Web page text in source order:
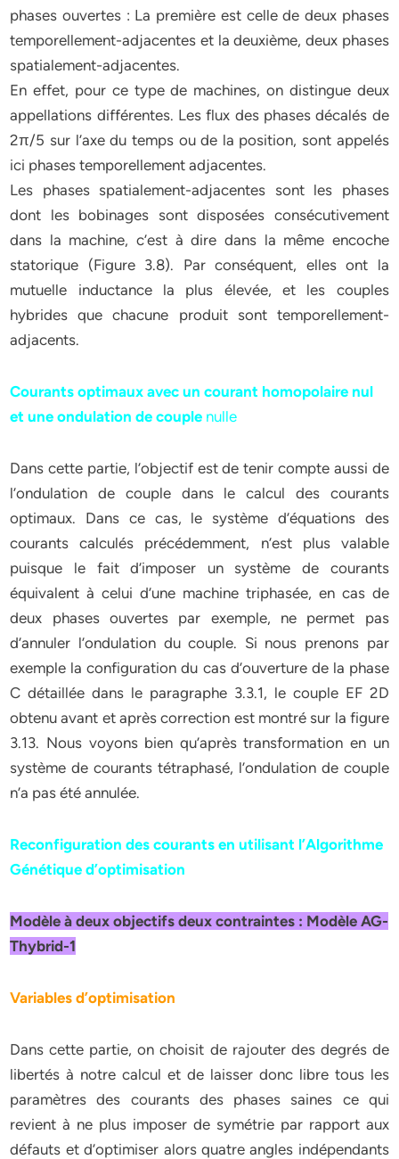
phases ouvertes : La première est celle de deux phases
temporellement-adjacentes et la deuxième, deux phases
spatialement-adjacentes.
En effet, pour ce type de machines, on distingue deux
appellations différentes. Les flux des phases décalés de
2π/5 sur l’axe du temps ou de la position, sont appelés
ici phases temporellement adjacentes.
Les phases spatialement-adjacentes sont les phases
dont les bobinages sont disposées consécutivement
dans la machine, c’est à dire dans la même encoche
statorique (Figure 3.8). Par conséquent, elles ont la
mutuelle inductance la plus élevée, et les couples
hybrides que chacune produit sont temporellement-
adjacents.
Courants optimaux avec un courant homopolaire nul
et une ondulation de couple nulle
Dans cette partie, l’objectif est de tenir compte aussi de
l’ondulation de couple dans le calcul des courants
optimaux. Dans ce cas, le système d’équations des
courants calculés précédemment, n’est plus valable
puisque le fait d’imposer un système de courants
équivalent à celui d’une machine triphasée, en cas de
deux phases ouvertes par exemple, ne permet pas
d’annuler l’ondulation du couple. Si nous prenons par
exemple la configuration du cas d’ouverture de la phase
C détaillée dans le paragraphe 3.3.1, le couple EF 2D
obtenu avant et après correction est montré sur la figure
3.13. Nous voyons bien qu’après transformation en un
système de courants tétraphasé, l’ondulation de couple
n’a pas été annulée.
Reconfiguration des courants en utilisant l’Algorithme
Génétique d’optimisation
Modèle à deux objectifs deux contraintes : Modèle AG-
Thybrid-1
Variables d’optimisation
Dans cette partie, on choisit de rajouter des degrés de
libertés à notre calcul et de laisser donc libre tous les
paramètres des courants des phases saines ce qui
revient à ne plus imposer de symétrie par rapport aux
défauts et d’optimiser alors quatre angles indépendants